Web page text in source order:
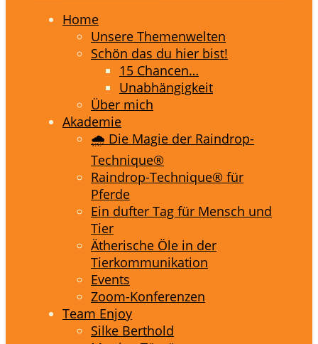
Home
Unsere Themenwelten
Schön das du hier bist!
15 Chancen…
Unabhängigkeit
Über mich
Akademie
🌧️ Die Magie der Raindrop-
Technique®
Raindrop-Technique® für
Pferde
Ein dufter Tag für Mensch und
Tier
Ätherische Öle in der
Tierkommunikation
Events
Zoom-Konferenzen
Team Enjoy
Silke Berthold